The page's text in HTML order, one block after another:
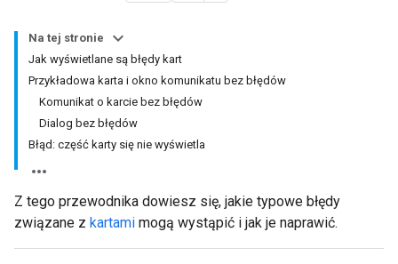
Na tej stronie
Jak wyświetlane są błędy kart
Przykładowa karta i okno komunikatu bez błędów
Komunikat o karcie bez błędów
Dialog bez błędów
Błąd: część karty się nie wyświetla
Z tego przewodnika dowiesz się, jakie typowe błędy
związane z kartami mogą wystąpić i jak je naprawić.